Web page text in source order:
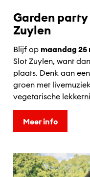
Garden party
Zuylen
Blijf op maandag 25
Slot Zuylen, want
plaats. Denk aan
groen met
vegetarische
Meer info